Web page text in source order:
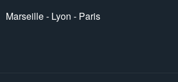
Marseille - Lyon - Paris